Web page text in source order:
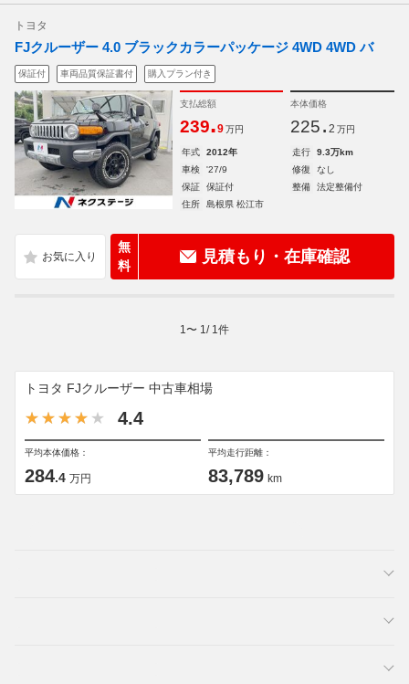
トヨタ
FJクルーザー 4.0 ブラックカラーパッケージ 4WD 4WD バ
保証付 車両品質保証書付 購入プラン付き
支払総額
239.9 万円
本体価格
225. 2 万円
年式 2012年 走行
9.3万km
車検
'27/9 修復
なし
保証
保証付 整備
法定整備付
住所
島根県 松江市
無
料
見積もり・在庫確認
1 〜 1 / 1 件
トヨタ FJクルーザー 中古車相場
4.4
平均本体価格：
284.4 万円
平均走行距離：
83,789 km